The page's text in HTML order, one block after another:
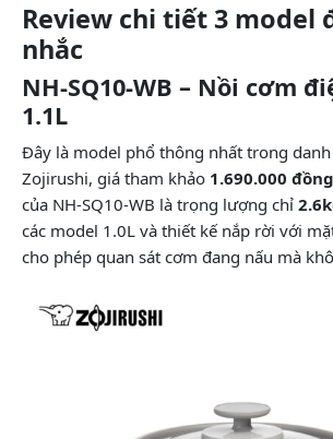
Review chi tiết 3 model
nhắc
NH-SQ10-WB – Nồi cơm
1.1L
Đây là model phổ thông nhất trong
Zojirushi, giá tham khảo 1.690.000 đồng
của NH-SQ10-WB là trọng lượng chỉ
các model 1.0L và thiết kế nắp rời với
cho phép quan sát cơm đang nấu mà